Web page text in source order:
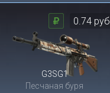
G3SG1
Песчаная буря
0.74 руб